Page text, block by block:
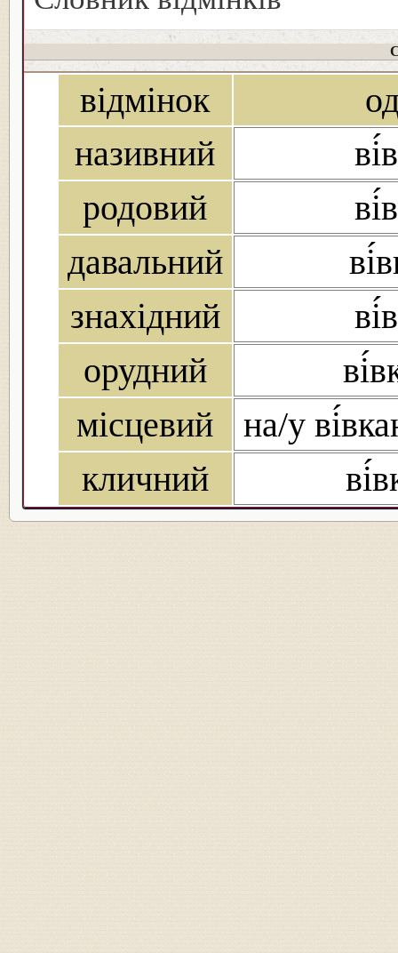
відмінок
називний
родовий
давальний
знахідний
орудний
місцевий
на/у
кличний